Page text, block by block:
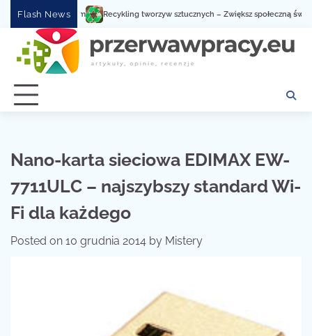
content
Flash News Recykling tworzyw sztucznych – Zwiększ społeczną
Nano-karta sieciowa EDIMAX EW-
7711ULC – najszybszy standard Wi-
Fi dla każdego
Posted on 10 grudnia 2014 by Mistery